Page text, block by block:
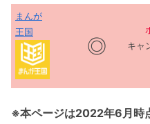
まんが
王国
◎
キャ
※本ページは2022年6月時